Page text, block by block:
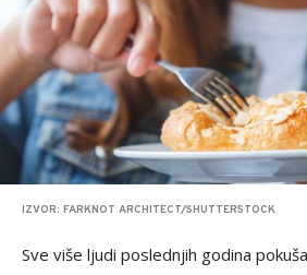
IZVOR: FARKNOT ARCHITECT/SHUTTERSTOCK
Sve više ljudi poslednjih godina